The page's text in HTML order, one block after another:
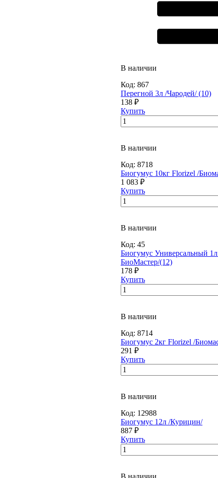
В наличии
Код: 867
Перегной 3л /Чародей/ (10)
138 ₽
Купить
В наличии
Код: 8718
Биогумус 10кг Florizel /
1 083 ₽
Купить
В наличии
Код: 45
Биогумус Универсальный
БиоМастер/(12)
178 ₽
Купить
В наличии
Код: 8714
Биогумус 2кг Florizel /
291 ₽
Купить
В наличии
Код: 12988
Биогумус 12л /Курицин/
887 ₽
Купить
В наличии